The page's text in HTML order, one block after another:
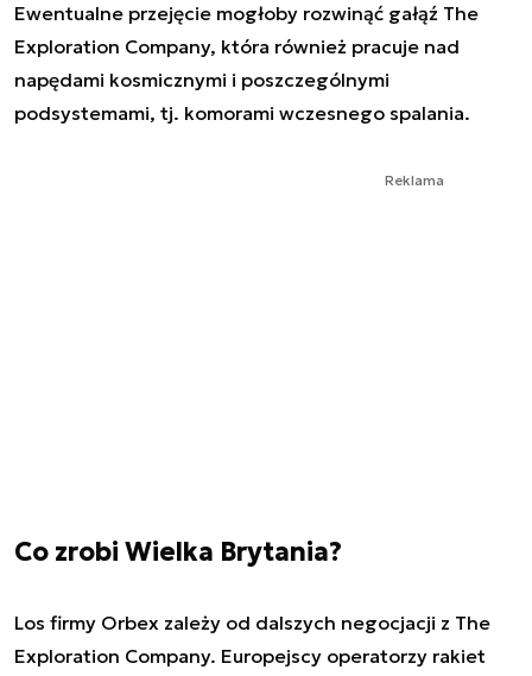
Ewentualne przejęcie mogłoby rozwinąć gałąź The
Exploration Company, która również pracuje nad
napędami kosmicznymi i poszczególnymi
podsystemami, tj. komorami wczesnego spalania.
Reklama
Co zrobi Wielka Brytania?
Los firmy Orbex zależy od dalszych negocjacji z The
Exploration Company. Europejscy operatorzy rakiet